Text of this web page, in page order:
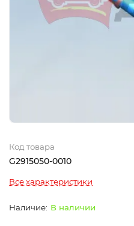
Код товара
G2915050-0010
Все характеристики
В наличии